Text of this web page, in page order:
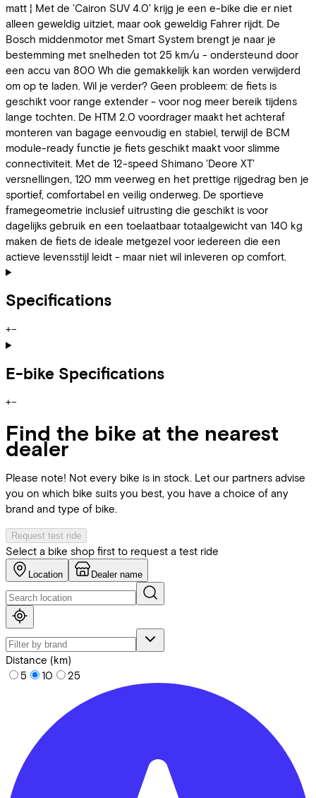
matt ¦ Met de 'Cairon SUV 4.0' krijg je een e-bike die er niet
alleen geweldig uitziet, maar ook geweldig Fahrer rijdt. De
Bosch middenmotor met Smart System brengt je naar je
bestemming met snelheden tot 25 km/u - ondersteund door
een accu van 800 Wh die gemakkelijk kan worden verwijderd
om op te laden. Wil je verder? Geen probleem: de fiets is
geschikt voor range extender - voor nog meer bereik tijdens
lange tochten. De HTM 2.0 voordrager maakt het achteraf
monteren van bagage eenvoudig en stabiel, terwijl de BCM
module-ready functie je fiets geschikt maakt voor slimme
connectiviteit. Met de 12-speed Shimano 'Deore XT'
versnellingen, 120 mm veerweg en het prettige rijgedrag ben je
sportief, comfortabel en veilig onderweg. De sportieve
framegeometrie inclusief uitrusting die geschikt is voor
dagelijks gebruik en een toelaatbaar totaalgewicht van 140 kg
maken de fiets de ideale metgezel voor iedereen die een
actieve levensstijl leidt - maar niet wil inleveren op comfort.
Specifications
+−
E-bike Specifications
+−
Find the bike at the nearest
dealer
Please note! Not every bike is in stock. Let our partners advise
you on which bike suits you best, you have a choice of any
brand and type of bike.
Request test ride
Select a bike shop first to request a test ride
Location Dealer name
Distance (km)
5
10 25